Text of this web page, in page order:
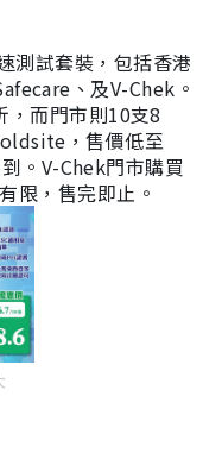
測試套裝，包括香港
、及V-Chek。
，而門市則10支8
，售價低至
。V-Chek門市購買
限，售完即止。